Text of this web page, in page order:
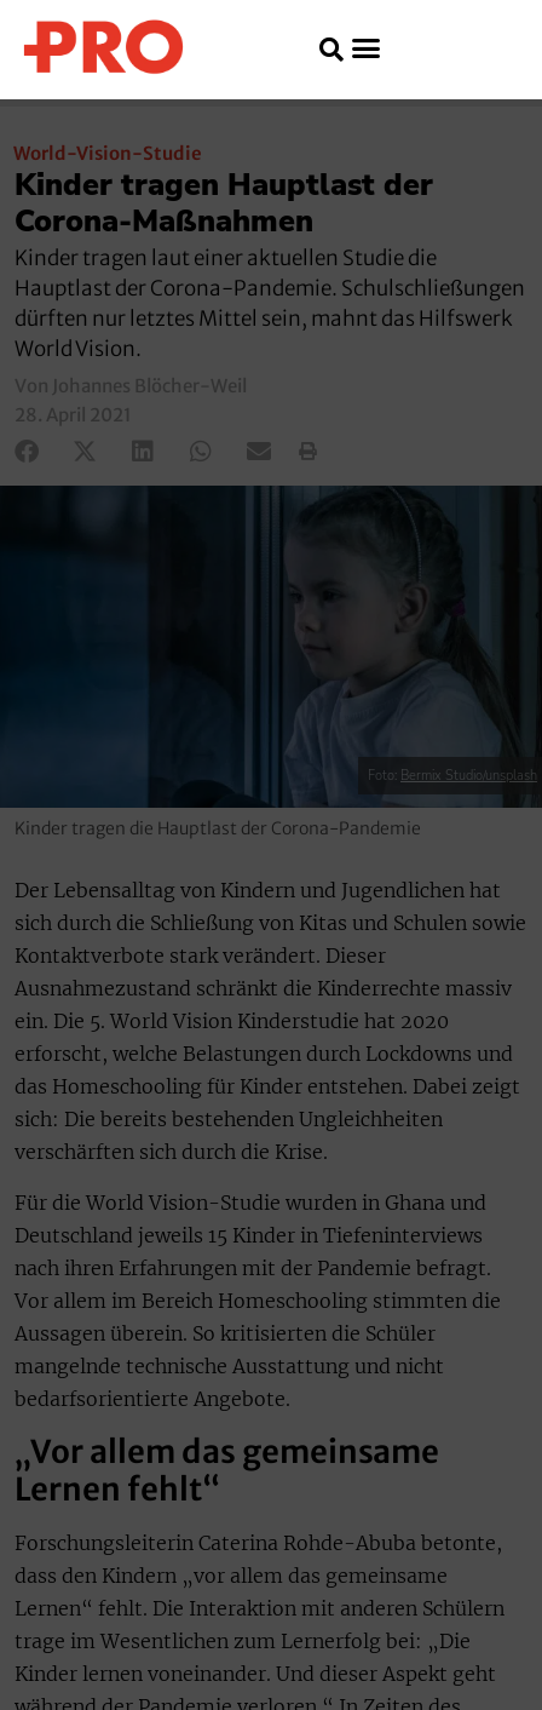
World-Vision-Studie
Kinder tragen Hauptlast der
Corona-Maßnahmen
Kinder tragen laut einer aktuellen Studie die
Hauptlast der Corona-Pandemie. Schulschließungen
dürften nur letztes Mittel sein, mahnt das Hilfswerk
World Vision.
Von Johannes Blöcher-Weil
28. April 2021
Foto: Bermix Studio/unsplash
Kinder tragen die Hauptlast der Corona-Pandemie
Der Lebensalltag von Kindern und Jugendlichen hat
sich durch die Schließung von Kitas und Schulen sowie
Kontaktverbote stark verändert. Dieser
Ausnahmezustand schränkt die Kinderrechte massiv
ein. Die 5. World Vision Kinderstudie hat 2020
erforscht, welche Belastungen durch Lockdowns und
das Homeschooling für Kinder entstehen. Dabei zeigt
sich: Die bereits bestehenden Ungleichheiten
verschärften sich durch die Krise.
Für die World Vision-Studie wurden in Ghana und
Deutschland jeweils 15 Kinder in Tiefeninterviews
nach ihren Erfahrungen mit der Pandemie befragt.
Vor allem im Bereich Homeschooling stimmten die
Aussagen überein. So kritisierten die Schüler
mangelnde technische Ausstattung und nicht
bedarfsorientierte Angebote.
„Vor allem das gemeinsame
Lernen fehlt“
Forschungsleiterin Caterina Rohde-Abuba betonte,
dass den Kindern „vor allem das gemeinsame
Lernen“ fehlt. Die Interaktion mit anderen Schülern
trage im Wesentlichen zum Lernerfolg bei: „Die
Kinder lernen voneinander. Und dieser Aspekt geht